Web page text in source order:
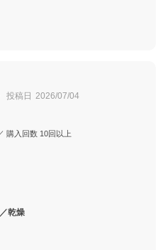
投稿日 2026/07/04
購入回数 10回以上
乾燥